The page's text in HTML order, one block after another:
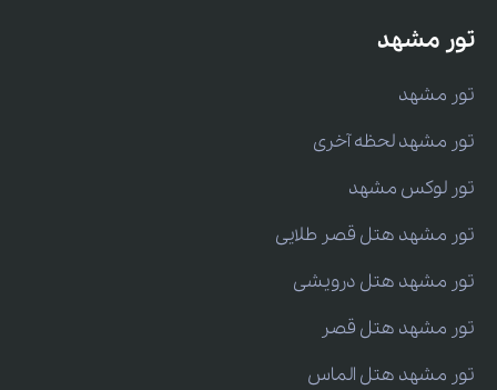
تور مشهد
تور مشهد
تور مشهد لحظه آخری
تور لوکس مشهد
تور مشهد هتل قصر طلایی
تور مشهد هتل درویشی
تور مشهد هتل قصر
تور مشهد هتل الماس